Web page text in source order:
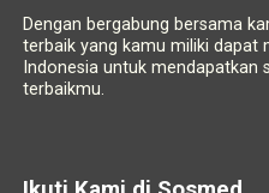
Dengan bergabung bersama
terbaik yang kamu miliki dapat
Indonesia untuk mendapatkan
terbaikmu.